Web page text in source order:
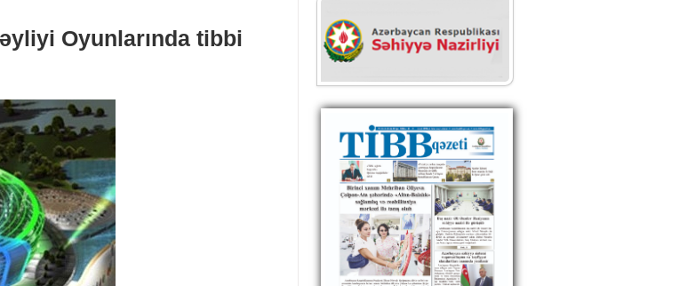
Oyunlarında tibbi